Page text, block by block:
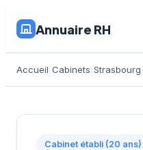
Annuaire RH
Accueil Cabinets Strasbourg
Cabinet établi (20 ans)